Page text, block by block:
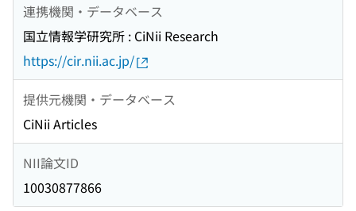
連携機関・データベース
国立情報学研究所 : CiNii Research
https://cir.nii.ac.jp/
提供元機関・データベース
CiNii Articles
NII論文ID
10030877866